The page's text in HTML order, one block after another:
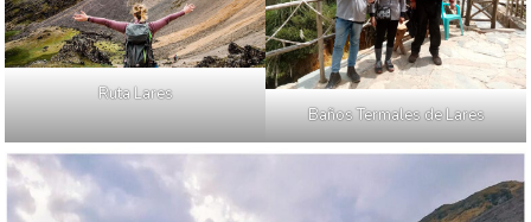
Ruta Lares
Baños Termales de Lares